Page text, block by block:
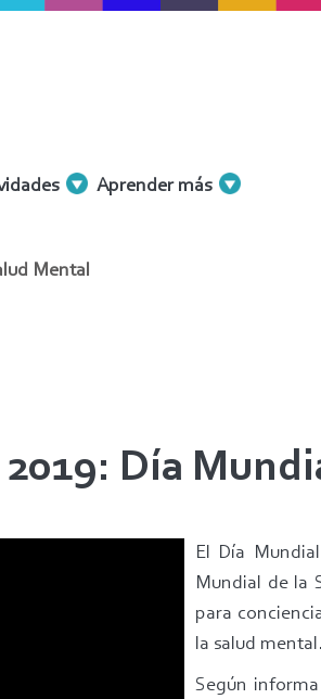
Aprender más
Mental
Día
El Día
Mundial de la
para
la salud
Según